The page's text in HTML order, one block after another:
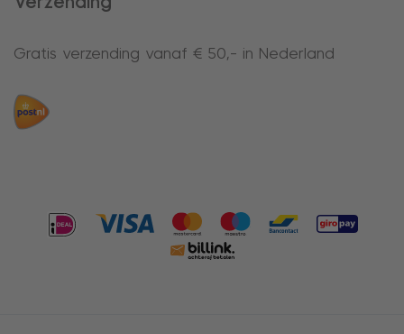
Gratis verzending vanaf € 50,- in Nederland